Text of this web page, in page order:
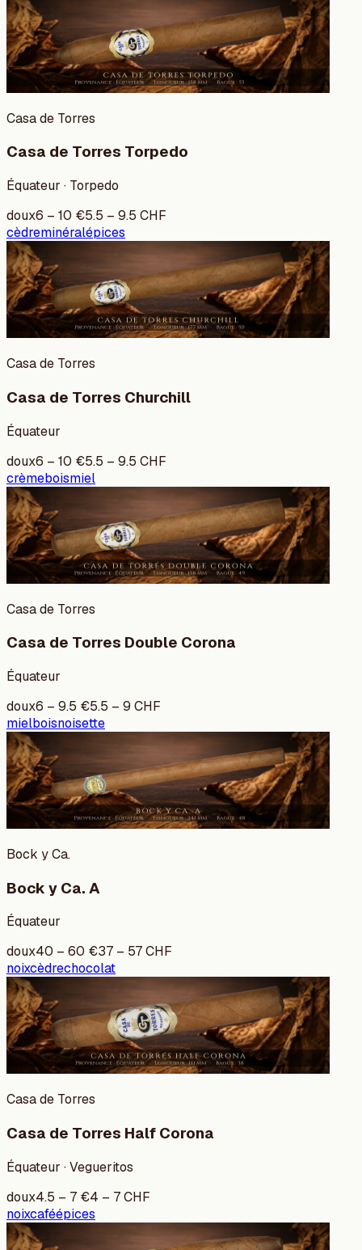
Casa de Torres
Casa de Torres Torpedo
Équateur · Torpedo
doux6 – 10 €5.5 – 9.5 CHF
cèdreminéralépices
Casa de Torres
Casa de Torres Churchill
Équateur
doux6 – 10 €5.5 – 9.5 CHF
crèmeboismiel
Casa de Torres
Casa de Torres Double Corona
Équateur
doux6 – 9.5 €5.5 – 9 CHF
mielboisnoisette
Bock y Ca.
Bock y Ca. A
Équateur
doux40 – 60 €37 – 57CHF
noixcèdrechocolat
Casa de Torres
Casa de Torres Half Corona
Équateur · Vegueritos
doux4.5 – 7 €4 – 7CHF
noixcaféépices